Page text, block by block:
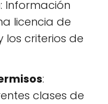
: Información
licencia de
los criterios de
:
clases de